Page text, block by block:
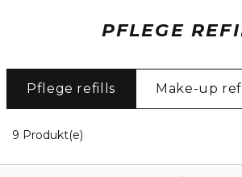
PFLEGE
Pflege refills Make-up
9 Produkt(e)